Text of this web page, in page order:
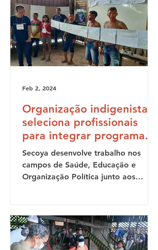
Organização indigenista
seleciona profissionais
para integrar programas
de atuação com o Povo
Yanomami no AM
Secoya desenvolve trabalho nos
campos de Saúde, Educação e
Organização Política junto aos
Feb 2, 2024